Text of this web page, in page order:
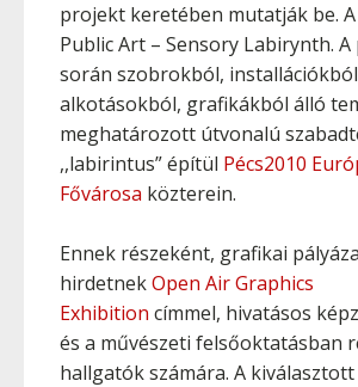
projekt keretében mutatják be.
Public Art – Sensory Labirynth.
során szobrokból,
alkotásokból, grafikákból álló
meghatározott útvonalú
,,labirintus” építül Pécs2010
Fővárosa közterein.
Ennek részeként, grafikai
hirdetnekOpen Air Graphics
Exhibition címmel, hivatásos
és a művészeti felsőoktatásban
hallgatók számára. A